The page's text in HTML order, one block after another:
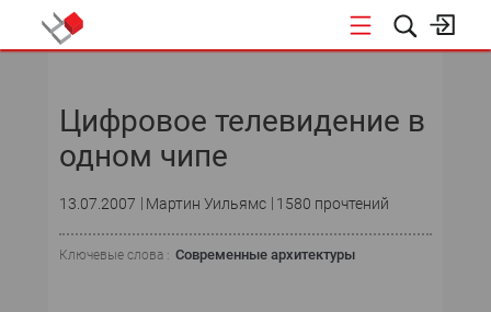
СОБЫТИЯ
ПОДПИСКА
Цифровое телевидение в
одном чипе
13.07.2007 Мартин Уильямс 1580 прочтений
Ключевые слова : Современные архитектуры